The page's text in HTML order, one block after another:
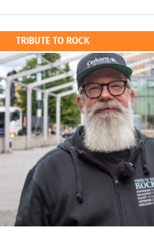
TRIBUTE TO ROCK